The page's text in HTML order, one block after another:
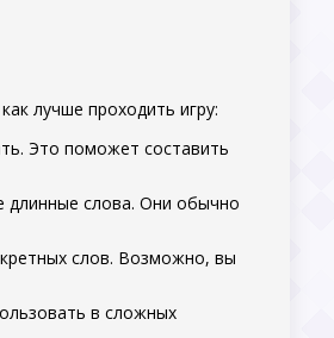
лучше проходить игру:
Это поможет составить
длинные слова. Они обычно
слов. Возможно, вы
в сложных